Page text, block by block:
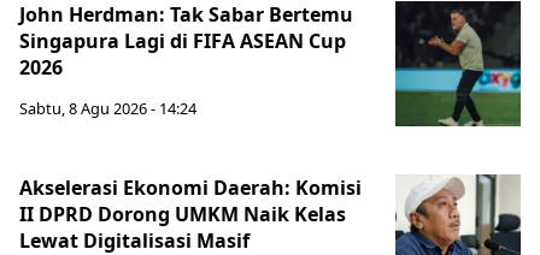
John Herdman: Tak Sabar Bertemu
Singapura Lagi di FIFA ASEAN Cup
2026
Sabtu, 8 Agu 2026 - 14:24
Akselerasi Ekonomi Daerah: Komisi
II DPRD Dorong UMKM Naik Kelas
Lewat Digitalisasi Masif